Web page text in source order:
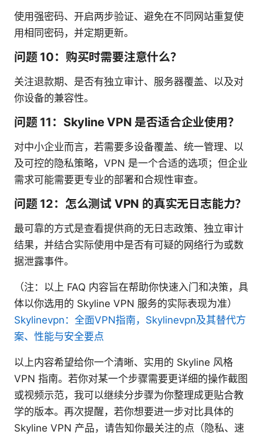
使用强密码、开启两步验证、避免在不同网站重复使
用相同密码，并定期更新。
问题 10：购买时需要注意什么？
关注退款期、是否有独立审计、服务器覆盖、以及对
你设备的兼容性。
问题 11：Skyline VPN 是否适合企业使用？
对中小企业而言，若需要多设备覆盖、统一管理、以
及可控的隐私策略，VPN 是一个合适的选项；但企业
需求可能需要更专业的部署和合规性审查。
问题 12：怎么测试 VPN 的真实无日志能力？
最可靠的方式是查看提供商的无日志政策、独立审计
结果，并结合实际使用中是否有可疑的网络行为或数
据泄露事件。
（注：以上 FAQ 内容旨在帮助你快速入门和决策，具
体以你选用的 Skyline VPN 服务的实际表现为准）
Skylinevpn：全面VPN指南，Skylinevpn及其替代方
案、性能与安全要点
以上内容希望给你一个清晰、实用的 Skyline 风格
VPN 指南。若你对某一个步骤需要更详细的操作截图
或视频示范，我可以继续分步骤为你整理成更贴合教
学的版本。再次提醒，若你想要进一步对比具体的
Skyline VPN 产品，请告知你最关注的点（隐私、速